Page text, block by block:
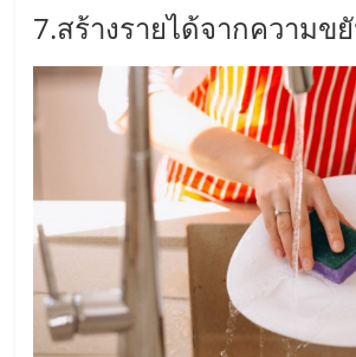
บ้าน
ลงทุน
น้อย
ทุน
การ
ลงทุน
และ
ขยาย
7.สร้างรายได้จากความข